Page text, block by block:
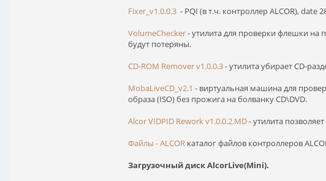
Fixer_v1.0.0.3 - PQI (в т.ч. контроллер ALCOR), date
VolumeChecker- утилита для проверки флешки на
будут потеряны.
CD-ROM Remover v1.0.0.3- утилита убирает CD-
MobaLiveCD_v2.1 - виртуальная машина для
образа (ISO) без прожига на болванку CD\DVD.
Alcor VIDPID Rework v1.0.0.2.MD- утилита
Файлы - ALCOR каталог файлов контроллеров
Загрузочный диск AlcorLive(Mini).